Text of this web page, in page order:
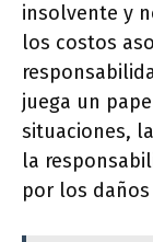
insolvente y
los costos
juega un
situaciones,
la
por los